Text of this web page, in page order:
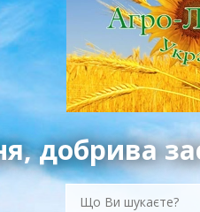
добрива